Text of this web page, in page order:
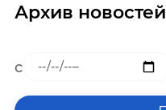
Архив новостей
с